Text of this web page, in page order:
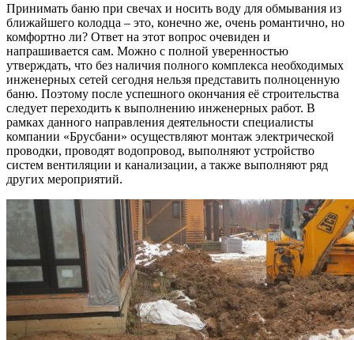
Принимать баню при свечах и носить воду для обмывания из
ближайшего колодца – это, конечно же, очень романтично, но
комфортно ли? Ответ на этот вопрос очевиден и
напрашивается сам. Можно с полной уверенностью
утверждать, что без наличия полного комплекса необходимых
инженерных сетей сегодня нельзя представить полноценную
баню. Поэтому после успешного окончания её строительства
следует переходить к выполнению инженерных работ. В
рамках данного направления деятельности специалисты
компании «Брусбани» осуществляют монтаж электрической
проводки, проводят водопровод, выполняют устройство
систем вентиляции и канализации, а также выполняют ряд
других мероприятий.